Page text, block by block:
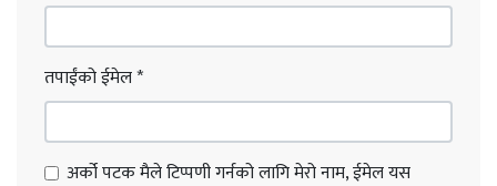
तपाईंको ईमेल*
अर्को पटक मैले टिप्पणी गर्नको लागि मेरो नाम, ईमेल यस